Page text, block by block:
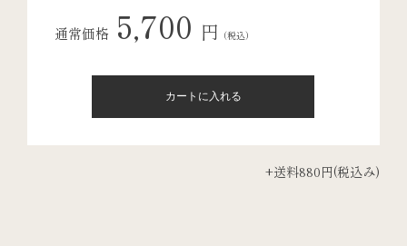
通常価格 5,700 円 （税込）
+送料880円(税込み)